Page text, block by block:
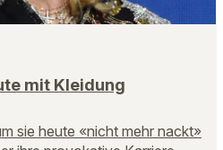
mit Kleidung
sie heute «nicht mehr nackt»